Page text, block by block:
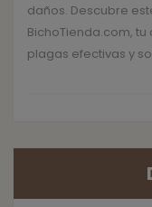
daños. Descubre
BichoTienda.com,
plagas efectivas y